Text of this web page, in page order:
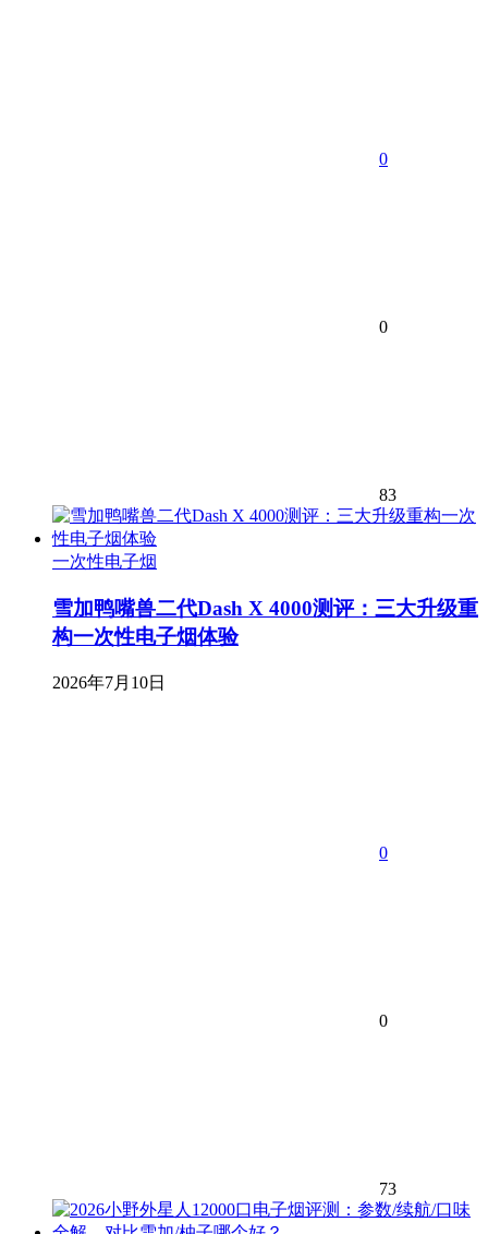
0
0
83
一次性电子烟
雪加鸭嘴兽二代Dash X 4000测评：三大升级重
构一次性电子烟体验
2026年7月10日
0
0
73